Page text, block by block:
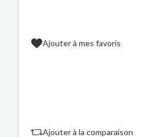
Ajouter à mes favoris
Ajouter à la comparaison